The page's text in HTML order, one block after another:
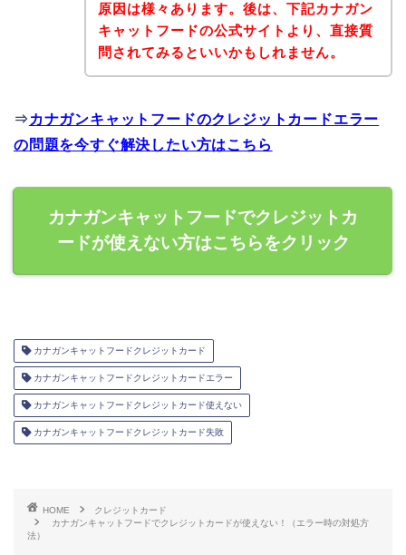
原因は様々あります。後は、下記カナガン
キャットフードの公式サイトより、直接質
問されてみるといいかもしれません。
⇒ カナガンキャットフードのクレジットカードエラー
の問題を今すぐ解決したい方はこちら
カナガンキャットフードでクレジットカ
ードが使えない方はこちらをクリック
カナガンキャットフードクレジットカード
カナガンキャットフードクレジットカードエラー
カナガンキャットフードクレジットカード使えない
カナガンキャットフードクレジットカード失敗
HOME
クレジットカード
カナガンキャットフードでクレジットカードが使えない！（エラー時の対処方
法）